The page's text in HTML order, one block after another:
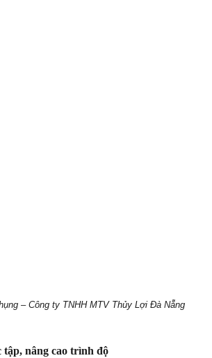
– Công ty TNHH MTV Thủy Lợi Đà Nẵng
tập, nâng cao trình độ